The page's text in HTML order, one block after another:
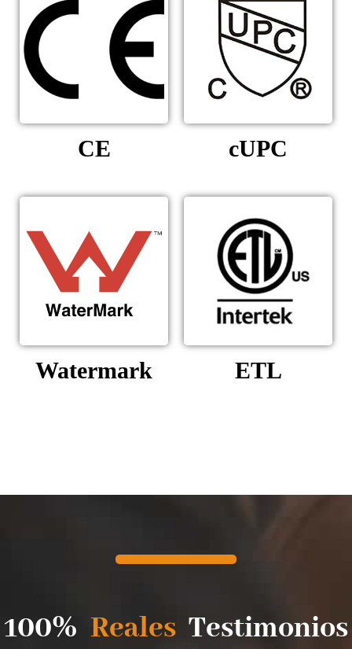
CE cUPC
Watermark ETL
100% Reales Testimonios